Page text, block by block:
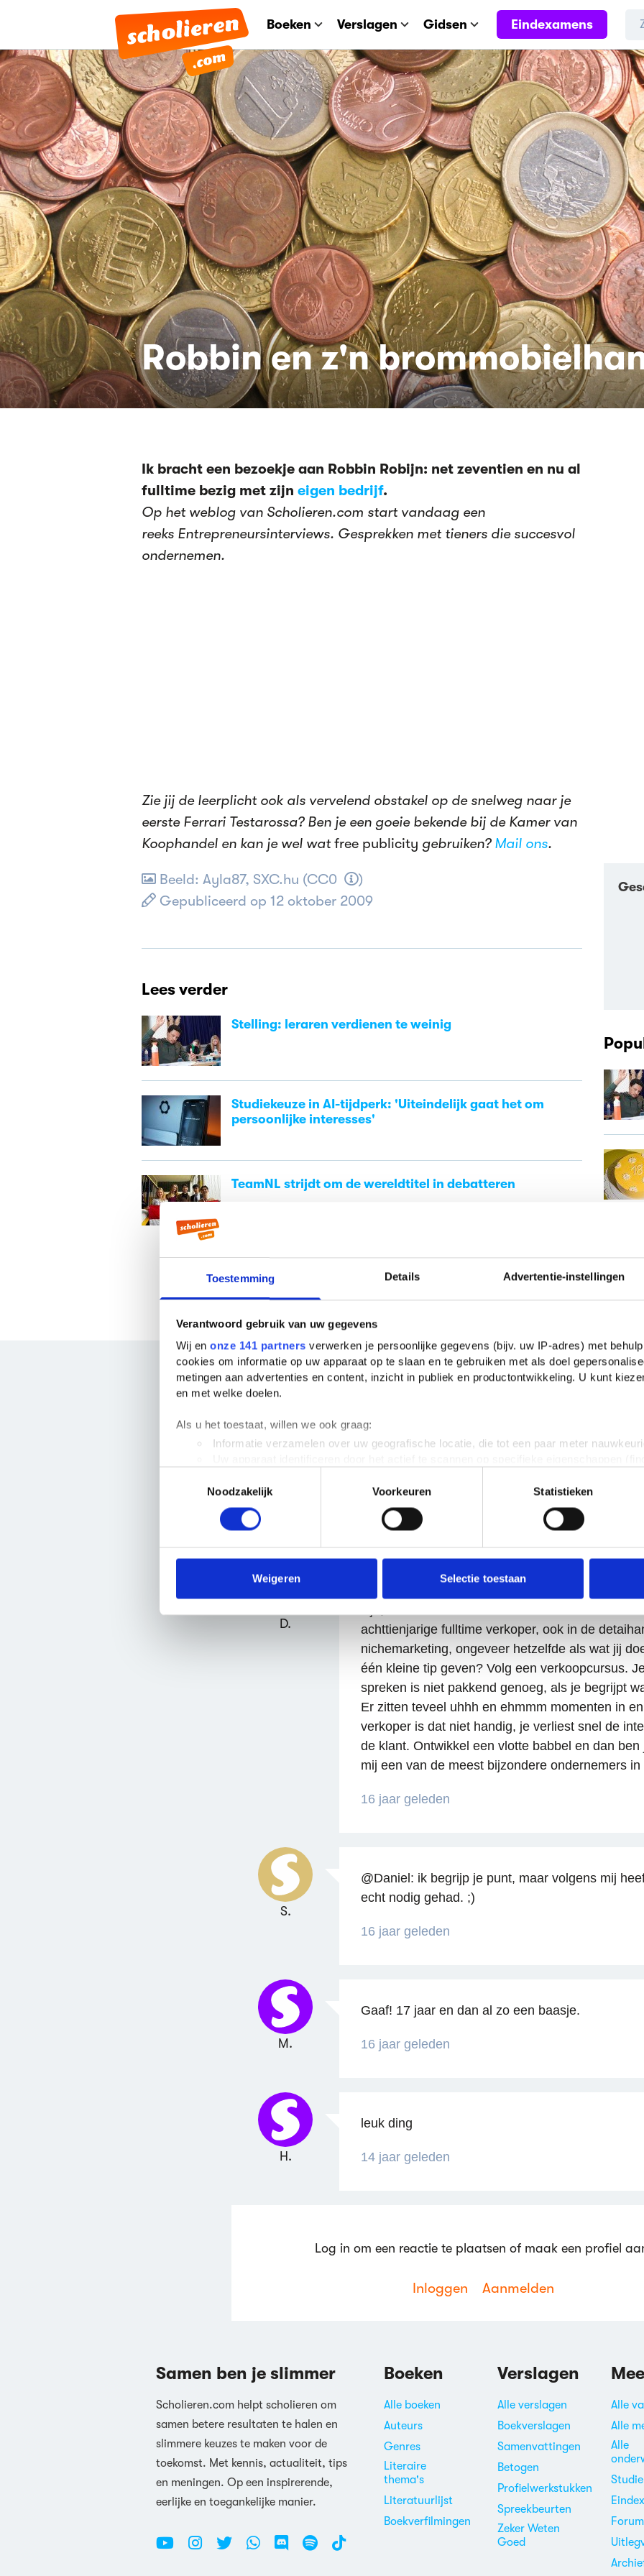
Toestemming Details Advertentie-instellingen
Verantwoord gebruik van uw gegevens
Wij en onze 141 partners verwerken je persoonlijke gegevens (bijv. uw IP-adres) met
cookies om informatie op uw apparaat op te slaan en te gebruiken met als doel
metingen aan advertenties en content, inzicht in publiek en productontwikkeling. U kunt
en met welke doelen.
Als u het toestaat, willen we ook graag:
Informatie verzamelen over uw geografische locatie, die tot een paar meter
toestemming op elk moment wijzigen of intrekken in de Cookieverklaring.
We gebruiken cookies om content en advertenties te personaliseren, om functies voor
media, adverteren en analyse. Deze partners kunnen deze gegevens combineren met
verstrekt of die ze hebben verzameld op basis van jouw gebruik van hun services.
Noodzakelijk
Voorkeuren Statistieken
Weigeren Selectie toestaan
Boeken Verslagen Gidsen Eindexamens
Robbin en z'n
Ik bracht een bezoekje aan Robbin Robijn: net zeventien en nu al
fulltime bezig met zijn eigen bedrijf.
Op het weblog van Scholieren.com start vandaag een
reeks Entrepreneursinterviews. Gesprekken met tieners die succesvol
ondernemen.
Zie jij de leerplicht ook als vervelend obstakel op de snelweg naar je
eerste Ferrari Testarossa? Ben je een goeie bekende bij de Kamer van
Koophandel en kan je wel wat free publicity gebruiken? Mail ons.
Beeld: Ayla87, SXC.hu (CC0
)
Gepubliceerd op 12 oktober 2009
Lees verder
Stelling: leraren verdienen te weinig
Studiekeuze in AI-tijdperk: 'Uiteindelijk gaat het om
persoonlijke interesses'
TeamNL strijdt om de wereldtitel in debatteren
16 jaar geleden
Reageren
D.
achttienjarige fulltime verkoper, ook in de
nichemarketing, ongeveer hetzelfde als wat jij
één kleine tip geven? Volg een verkoopcursus.
spreken is niet pakkend genoeg, als je begrijpt
Er zitten teveel uhhh en ehmmm momenten in
verkoper is dat niet handig, je verliest snel de
de klant. Ontwikkel een vlotte babbel en dan ben
mij een van de meest bijzondere ondernemers
16 jaar geleden
S.
@Daniel: ik begrijp je punt, maar volgens mij
echt nodig gehad. ;)
16 jaar geleden
M.
Gaaf! 17 jaar en dan al zo een baasje.
16 jaar geleden
Reageren
H.
leuk ding
14 jaar geleden
Log in om een reactie te plaatsen of maak een profiel
Inloggen Aanmelden
Samen ben je slimmer
Scholieren.com helpt scholieren om
samen betere resultaten te halen en
slimmere keuzes te maken voor de
toekomst. Met kennis, actualiteit, tips
en meningen. Op een inspirerende,
eerlijke en toegankelijke manier.
Boeken
Alle boeken
Auteurs
Genres
Literaire
thema's
Literatuurlijst
Boekverfilmingen
Verslagen
Alle verslagen
Boekverslagen
Samenvattingen
Betogen
Profielwerkstukken
Spreekbeurten
Zeker Weten
Goed
Alle
Alle
Alle
Forum